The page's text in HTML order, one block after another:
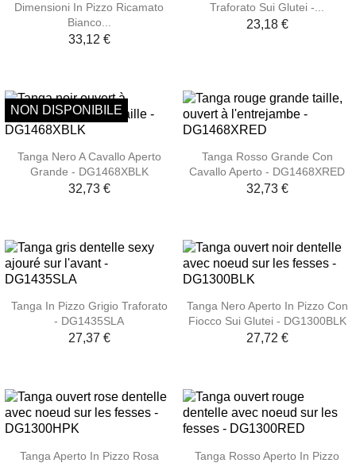
Dimensioni In Pizzo Ricamato
Bianco...
33,12 €
Traforato Sui Glutei -...
23,18 €
Tanga Nero A Cavallo Aperto
Grande - DG1468XBLK
32,73 €
NON DISPONIBILE
Tanga Rosso Grande Con
Cavallo Aperto - DG1468XRED
32,73 €
Tanga In Pizzo Grigio Traforato
- DG1435SLA
27,37 €
Tanga Nero Aperto In Pizzo Con
Fiocco Sui Glutei - DG1300BLK
27,72 €
Tanga Aperto In Pizzo Rosa
Tanga Rosso Aperto In Pizzo